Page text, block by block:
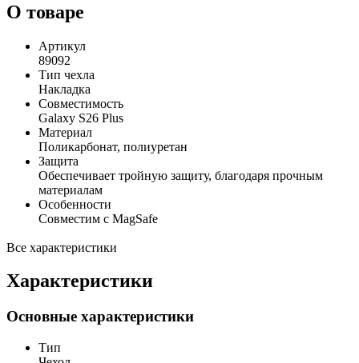
О товаре
Артикул
89092
Тип чехла
Накладка
Совместимость
Galaxy S26 Plus
Материал
Поликарбонат, полиуретан
Защита
Обеспечивает тройную защиту, благодаря прочным
материалам
Особенности
Совместим с MagSafe
Все характеристики
Характеристики
Основные характеристики
Тип